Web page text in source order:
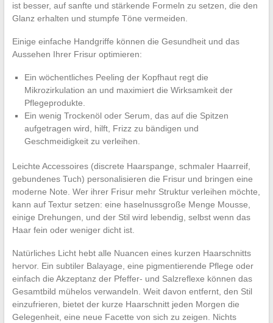
ist besser, auf sanfte und stärkende Formeln zu setzen, die den
Glanz erhalten und stumpfe Töne vermeiden.
Einige einfache Handgriffe können die Gesundheit und das
Aussehen Ihrer Frisur optimieren:
Ein wöchentliches Peeling der Kopfhaut regt die
Mikrozirkulation an und maximiert die Wirksamkeit der
Pflegeprodukte.
Ein wenig Trockenöl oder Serum, das auf die Spitzen
aufgetragen wird, hilft, Frizz zu bändigen und
Geschmeidigkeit zu verleihen.
Leichte Accessoires (discrete Haarspange, schmaler Haarreif,
gebundenes Tuch) personalisieren die Frisur und bringen eine
moderne Note. Wer ihrer Frisur mehr Struktur verleihen möchte,
kann auf Textur setzen: eine haselnussgroße Menge Mousse,
einige Drehungen, und der Stil wird lebendig, selbst wenn das
Haar fein oder weniger dicht ist.
Natürliches Licht hebt alle Nuancen eines kurzen Haarschnitts
hervor. Ein subtiler Balayage, eine pigmentierende Pflege oder
einfach die Akzeptanz der Pfeffer- und Salzreflexe können das
Gesamtbild mühelos verwandeln. Weit davon entfernt, den Stil
einzufrieren, bietet der kurze Haarschnitt jeden Morgen die
Gelegenheit, eine neue Facette von sich zu zeigen. Nichts